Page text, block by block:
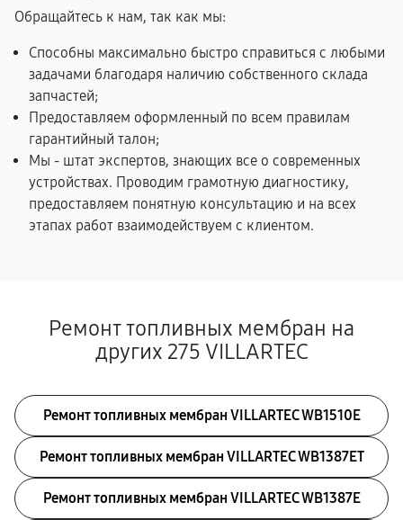
Обращайтесь к нам, так как мы:
Способны максимально быстро справиться с любыми
задачами благодаря наличию собственного склада
запчастей;
Предоставляем оформленный по всем правилам
гарантийный талон;
Мы - штат экспертов, знающих все о современных
устройствах. Проводим грамотную диагностику,
предоставляем понятную консультацию и на всех
этапах работ взаимодействуем с клиентом.
Ремонт топливных мембран на
других 275 VILLARTEC
Ремонт топливных мембран VILLARTEC WB1510E
Ремонт топливных мембран VILLARTEC WB1387ET
Ремонт топливных мембран VILLARTEC WB1387E